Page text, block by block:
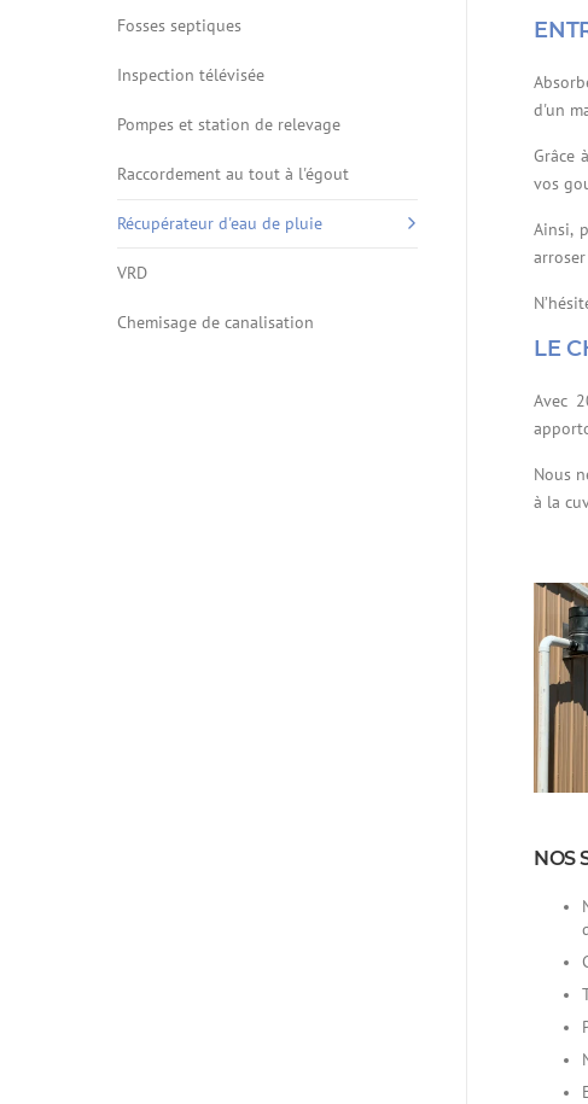
Fosses septiques
Inspection télévisée
Pompes et station de relevage
Raccordement au tout à l'égout
Récupérateur d'eau de pluie
VRD
Chemisage de canalisation
d'un
Grâce
vos
Ainsi,
LE
Avec
Nous
à la
NOS